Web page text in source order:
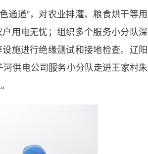
道”，对农业排灌、粮食烘干等用
用电无忧；组织多个服务小分队深
施进行绝缘测试和接地检查。辽阳
供电公司服务小分队走进王家村朱